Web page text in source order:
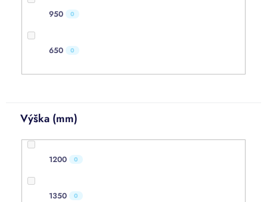
950 0
650 0
Výška (mm)
1200 0
1350 0